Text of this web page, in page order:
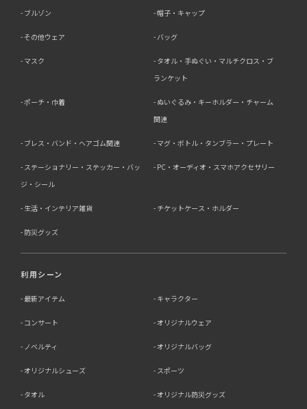
ブルゾン 帽子・キャップ
その他ウェア バッグ
マスク
タオル・手ぬぐい・マルチクロス・ブ
ランケット
ポーチ・巾着
ぬいぐるみ・キーホルダー・チャーム
関連
ブレス・バンド・ヘアゴム関連 マグ・ボトル・タンブラー・プレート
ステーショナリー・ステッカー・バッ
ジ・シール
PC・オーディオ・スマホアクセサリー
生活・インテリア雑貨 チケットケース・ホルダー
防災グッズ
利用シーン
最新アイテム キャラクター
コンサート オリジナルウェア
ノベルティ オリジナルバッグ
オリジナルシューズ スポーツ
タオル オリジナル防災グッズ